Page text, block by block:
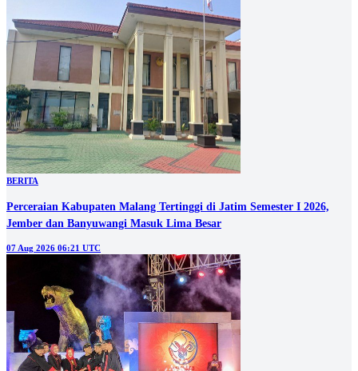
BERITA
Perceraian Kabupaten Malang Tertinggi di Jatim Semester I 2026,
Jember dan Banyuwangi Masuk Lima Besar
07 Aug 2026 06:21 UTC